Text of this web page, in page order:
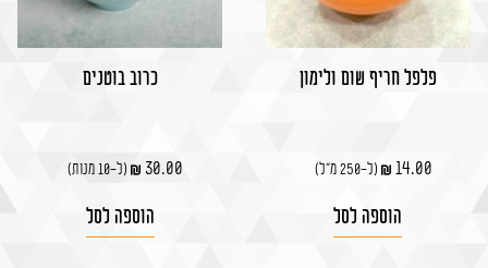
חגים
באינסטגרם
משתמש חדש/אורחפלפל חריף שום ולימון
14.00 (ל-250 מ"ל)
הוספה לסל
כרוב בוטנים
30.00 (ל-10 מנות)
הוספה לסל